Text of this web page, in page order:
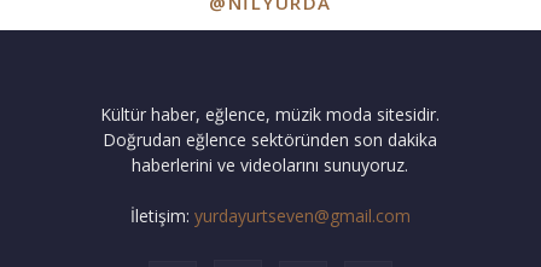
Kültür haber, eğlence, müzik moda sitesidir.
Doğrudan eğlence sektöründen son dakika
haberlerini ve videolarını sunuyoruz.
İletişim: yurdayurtseven@gmail.com